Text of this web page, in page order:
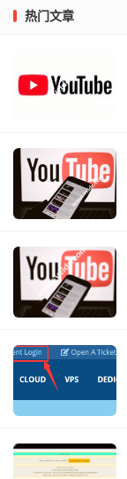
热门文章